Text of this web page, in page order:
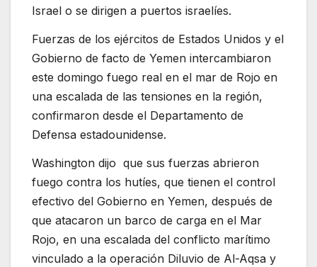
Israel o se dirigen a puertos israelíes.
Fuerzas de los ejércitos de Estados Unidos y el
Gobierno de facto de Yemen intercambiaron
este domingo fuego real en el mar de Rojo en
una escalada de las tensiones en la región,
confirmaron desde el Departamento de
Defensa estadounidense.
Washington dijo que sus fuerzas abrieron
fuego contra los hutíes, que tienen el control
efectivo del Gobierno en Yemen, después de
que atacaron un barco de carga en el Mar
Rojo, en una escalada del conflicto marítimo
vinculado a la operación Diluvio de Al-Aqsa y